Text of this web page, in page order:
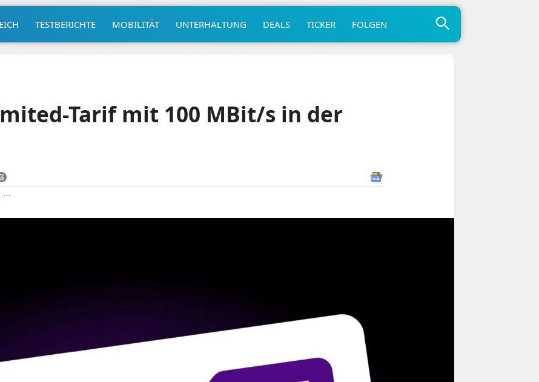
TESTBERICHTE MOBILITÄT UNTERHALTUNG DEALS TICKER FOLGEN
Tarif mit 100 MBit/s in der
⋯